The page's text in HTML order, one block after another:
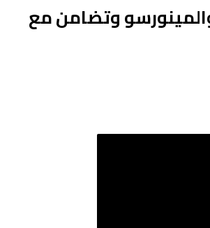
وتضامن مع